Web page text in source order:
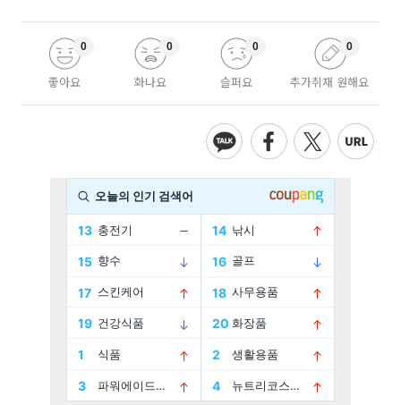
좋아요
0
화나요
0
슬퍼요
0
추가취재 원해요
0